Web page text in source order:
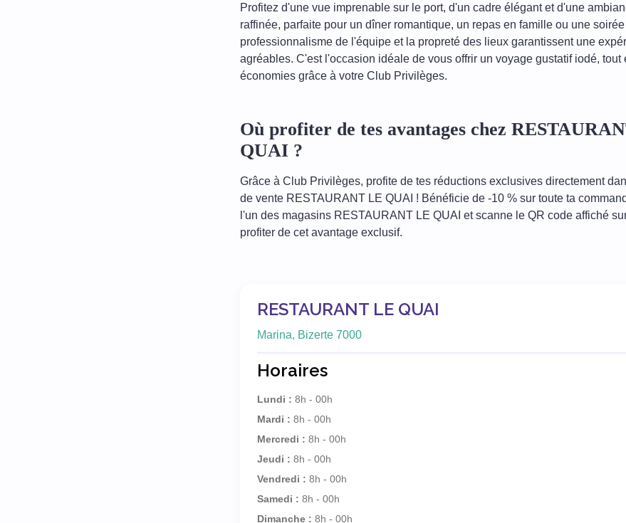
Profitez d'une vue imprenable sur le port, d'un cadre élégant et d'une
raffinée, parfaite pour un dîner romantique, un repas en famille ou une
professionnalisme de l'équipe et la propreté des lieux garantissent une
agréables. C'est l'occasion idéale de vous offrir un voyage gustatif iodé, tout
économies grâce à votre Club Privilèges.
Où profiter de tes avantages chez
QUAI ?
Grâce à Club Privilèges, profite de tes réductions exclusives directement
de vente RESTAURANT LE QUAI ! Bénéficie de -10 % sur toute ta
l'un des magasins RESTAURANT LE QUAI et scanne le QR code affiché
profiter de cet avantage exclusif.
RESTAURANT LE QUAI
Marina, Bizerte 7000
Horaires
Lundi : 8h - 00h
Mardi : 8h - 00h
Mercredi : 8h - 00h
Jeudi : 8h - 00h
Vendredi : 8h - 00h
Samedi : 8h - 00h
Dimanche : 8h - 00h